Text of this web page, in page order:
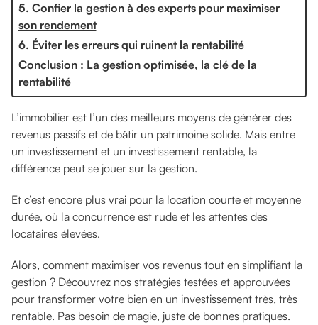
5. Confier la gestion à des experts pour maximiser
son rendement
6. Éviter les erreurs qui ruinent la rentabilité
Conclusion : La gestion optimisée, la clé de la
rentabilité
L’immobilier est l’un des meilleurs moyens de générer des
revenus passifs et de bâtir un patrimoine solide. Mais entre
un investissement et un investissement rentable, la
différence peut se jouer sur la gestion.
Et c’est encore plus vrai pour la location courte et moyenne
durée, où la concurrence est rude et les attentes des
locataires élevées.
Alors, comment maximiser vos revenus tout en simplifiant la
gestion ? Découvrez nos stratégies testées et approuvées
pour transformer votre bien en un investissement très, très
rentable. Pas besoin de magie, juste de bonnes pratiques.